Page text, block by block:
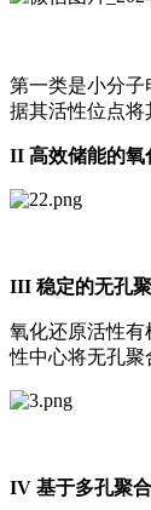
第一类是小分
据其活性位点将
II 高效储能的氧
III 稳定的无孔
氧化还原活性
性中心将无孔聚
IV 基于多孔聚